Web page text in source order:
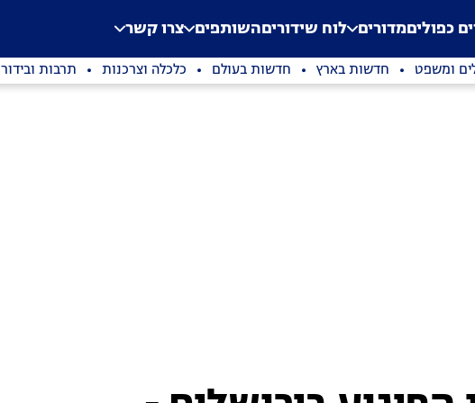
Application error: a
. כפוליםמדורים לוח שידוריםהשותפים צרו קשר
ומשפט חדשות בארץ חדשות בעולם כלכלה וצרכנות תרבות ובידור